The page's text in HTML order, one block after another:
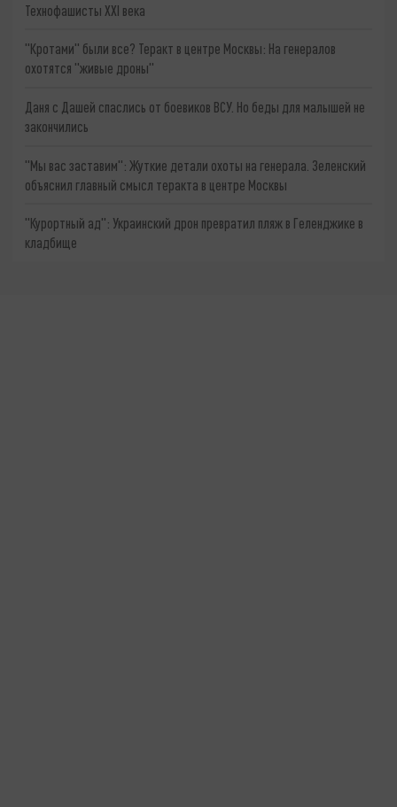
Технофашисты XXI века
"Кротами" были все? Теракт в центре Москвы: На генералов
охотятся "живые дроны"
Даня с Дашей спаслись от боевиков ВСУ. Но беды для малышей не
закончились
"Мы вас заставим": Жуткие детали охоты на генерала. Зеленский
объяснил главный смысл теракта в центре Москвы
"Курортный ад": Украинский дрон превратил пляж в Геленджике в
кладбище